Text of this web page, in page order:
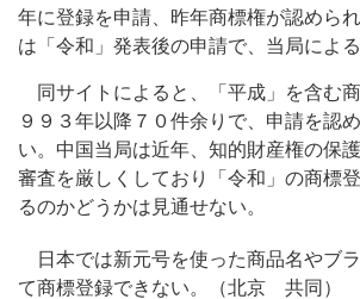
年に登録を申請、昨年商標権が認めら
は「令和」発表後の申請で、当局による
同サイトによると、「平成」を含む商
９９３年以降７０件余りで、申請を認
い。中国当局は近年、知的財産権の保
審査を厳しくしており「令和」の商標
るのかどうかは見通せない。
日本では新元号を使った商品名やブ
て商標登録できない。（北京 共同）